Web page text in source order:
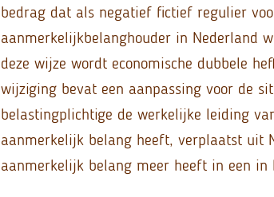
bedrag dat als negatief fictief regulier
aanmerkelijkbelanghouder in Nederland
deze wijze wordt economische dubbele
wijziging bevat een aanpassing voor de
belastingplichtige de werkelijke leiding
aanmerkelijk belang heeft, verplaatst uit
aanmerkelijk belang meer heeft in een in